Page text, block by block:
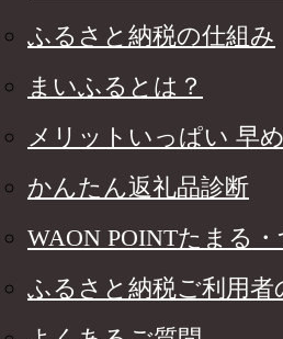
ふるさと納税の仕組み
まいふるとは？
メリットいっぱい 早
かんたん返礼品診断
WAON POINTたまる
ふるさと納税ご利用者